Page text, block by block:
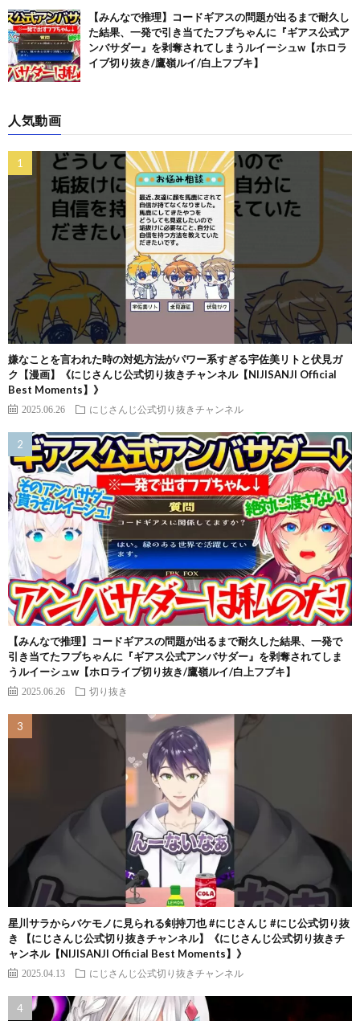
【みんなで推理】コードギアスの問題が出るまで耐久し
た結果、一発で引き当てたフブちゃんに『ギアス公式ア
ンバサダー』を剥奪されてしまうルイーシュw【ホロラ
イブ切り抜き/鷹嶺ルイ/白上フブキ】
人気動画
嫌なことを言われた時の対処方法がパワー系すぎる宇佐美リトと伏見ガ
ク【漫画】《にじさんじ公式切り抜きチャンネル【NIJISANJI Official
Best Moments】》
2025.06.26 にじさんじ公式切り抜きチャンネル
【みんなで推理】コードギアスの問題が出るまで耐久した結果、一発で
引き当てたフブちゃんに『ギアス公式アンバサダー』を剥奪されてしま
うルイーシュw【ホロライブ切り抜き/鷹嶺ルイ/白上フブキ】
2025.06.26 切り抜き
星川サラからバケモノに見られる剣持刀也 #にじさんじ #にじ公式切り抜
き 【にじさんじ公式切り抜きチャンネル】《にじさんじ公式切り抜きチ
ャンネル【NIJISANJI Official Best Moments】》
2025.04.13 にじさんじ公式切り抜きチャンネル